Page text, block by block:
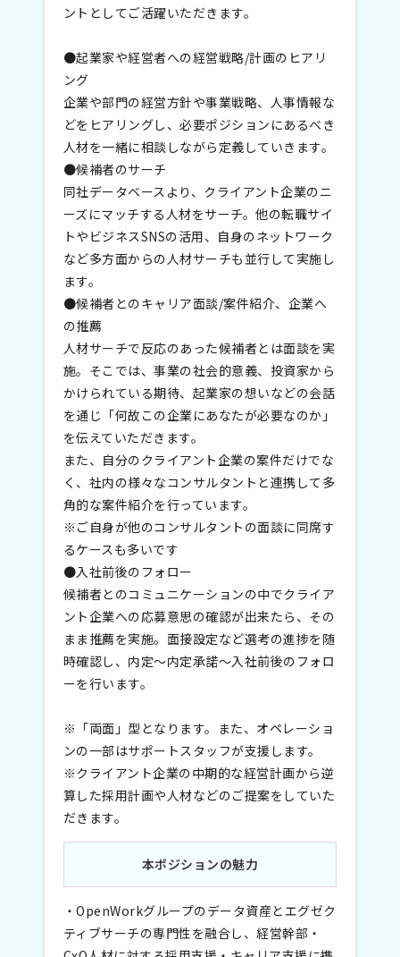
ントとしてご活躍いただきます。
●起業家や経営者への経営戦略/計画のヒアリ
ング
企業や部門の経営方針や事業戦略、人事情報な
どをヒアリングし、必要ポジションにあるべき
人材を一緒に相談しながら定義していきます。
●候補者のサーチ
同社データベースより、クライアント企業のニ
ーズにマッチする人材をサーチ。他の転職サイ
トやビジネスSNSの活用、自身のネットワーク
など多方面からの人材サーチも並行して実施し
ます。
●候補者とのキャリア面談/案件紹介、企業へ
の推薦
人材サーチで反応のあった候補者とは面談を実
施。そこでは、事業の社会的意義、投資家から
かけられている期待、起業家の想いなどの会話
を通じ「何故この企業にあなたが必要なのか」
を伝えていただきます。
また、自分のクライアント企業の案件だけでな
く、社内の様々なコンサルタントと連携して多
角的な案件紹介を行っています。
※ご自身が他のコンサルタントの面談に同席す
るケースも多いです
●入社前後のフォロー
候補者とのコミュニケーションの中でクライア
ント企業への応募意思の確認が出来たら、その
まま推薦を実施。面接設定など選考の進捗を随
時確認し、内定～内定承諾～入社前後のフォロ
ーを行います。
※「両面」型となります。また、オペレーショ
ンの一部はサポートスタッフが支援します。
※クライアント企業の中期的な経営計画から逆
算した採用計画や人材などのご提案をしていた
だきます。
本ポジションの魅力
・OpenWorkグループのデータ資産とエグゼク
ティブサーチの専門性を融合し、経営幹部・